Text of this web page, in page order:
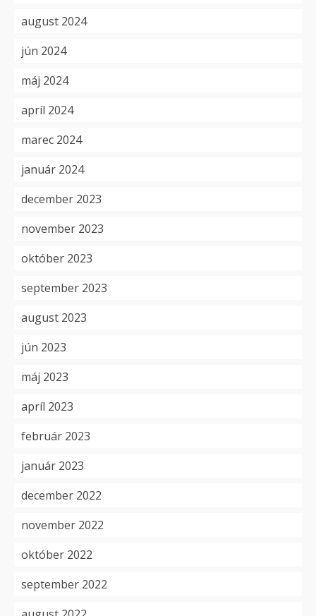
august 2024
jún 2024
máj 2024
apríl 2024
marec 2024
január 2024
december 2023
november 2023
október 2023
september 2023
august 2023
jún 2023
máj 2023
apríl 2023
február 2023
január 2023
december 2022
november 2022
október 2022
september 2022